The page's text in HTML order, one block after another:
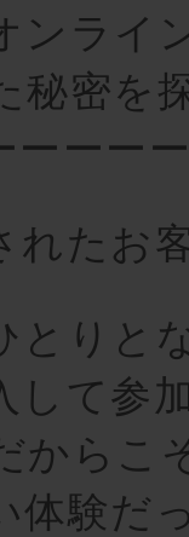
ンライ
秘密を
ーーー
れたお
りと
して参
からこ
体験だ